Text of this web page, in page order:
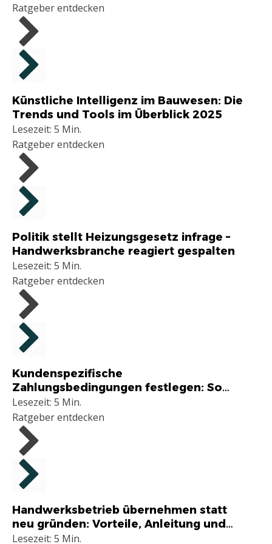
Ratgeber entdecken
Künstliche Intelligenz im Bauwesen: Die
Trends und Tools im Überblick 2025
Lesezeit: 5 Min.
Ratgeber entdecken
Politik stellt Heizungsgesetz infrage –
Handwerksbranche reagiert gespalten
Lesezeit: 5 Min.
Ratgeber entdecken
Kundenspezifische
Zahlungsbedingungen festlegen: So
profitieren Handwerksbetriebe von
individueller Flexibilität
Lesezeit: 5 Min.
Ratgeber entdecken
Handwerksbetrieb übernehmen statt
neu gründen: Vorteile, Anleitung und
sinnvoll?
Lesezeit: 5 Min.